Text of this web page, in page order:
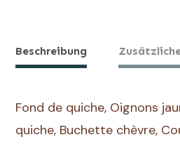
Courgette
Chèvre
Beschreibung
Fond de quiche, Oignons
quiche, Buchette chèvre,